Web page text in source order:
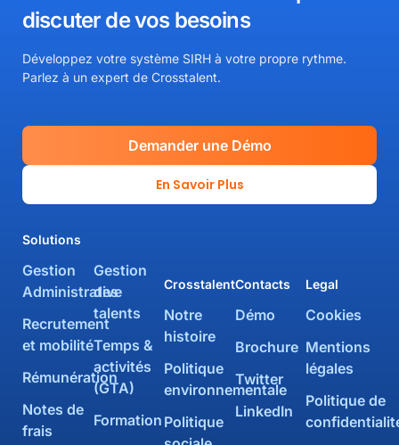
discuter de vos besoins​
Développez votre système SIRH à votre propre rythme.
Parlez à un expert de Crosstalent.
En Savoir Plus
Demander une Démo
Crosstalent
Notre
histoire
Politique
environnementale
Politique
Solutions
Gestion
Administrative
Recrutement
et mobilité
Rémunération
Notes de
frais
Gestion
des
talents
Temps &
activités
(GTA)
Formation
Contacts
Démo
Brochure
Twitter
LinkedIn
Legal
Cookies
Mentions
légales
Politique de